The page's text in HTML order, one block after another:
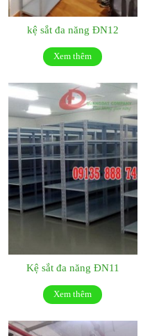
kệ sắt đa năng ĐN12
Xem thêm
Kệ sắt đa năng ĐN11
Xem thêm